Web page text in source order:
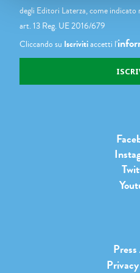
degli Editori Laterza, come
art. 13 Reg. UE 2016/679
Cliccando su Iscrivitiaccetti l'